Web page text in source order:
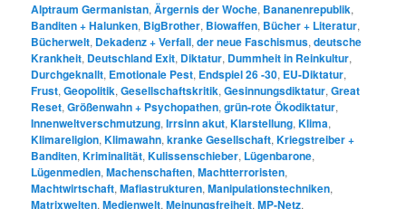
Alptraum Germanistan,Ärgernis der Woche, Bananenrepublik,
Banditen + Halunken, BigBrother, Biowaffen, Bücher + Literatur,
Bücherwelt, Dekadenz + Verfall,der neue Faschismus,deutsche
Krankheit, Deutschland Exit, Diktatur, Dummheit in Reinkultur,
Durchgeknallt, Emotionale Pest, Endspiel 26 -30, EU-Diktatur,
Frust,Geopolitik,Gesellschaftskritik,Gesinnungsdiktatur,Great
Reset,Größenwahn + Psychopathen,grün-rote Ökodiktatur,
Innenweltverschmutzung,Irrsinn akut,Klarstellung,Klima,
Klimareligion,Klimawahn,kranke Gesellschaft,Kriegstreiber +
Banditen,Kriminalität,Kulissenschieber, Lügenbarone,
Lügenmedien,Machenschaften,Machtterroristen,
Machtwirtschaft,Mafiastrukturen,Manipulationstechniken,
Matrixwelten,Medienwelt,Meinungsfreiheit,MP-Netz,